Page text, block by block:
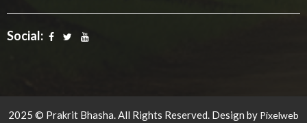
Social:
2025 © Prakrit Bhasha. All Rights Reserved. Design by Pixelweb